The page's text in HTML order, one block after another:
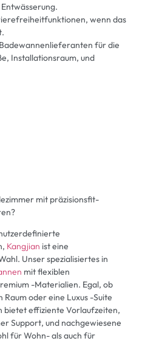
wenn das
für die
Installationsraum, und
mit präzisionsfit-
Kangjian ist eine
Unser spezialisiertes in
mit flexiblen
-Materialien. Egal, ob
Raum oder eine Luxus -Suite
bietet effiziente Vorlaufzeiten,
Support, und nachgewiesene
für Wohn- als auch für